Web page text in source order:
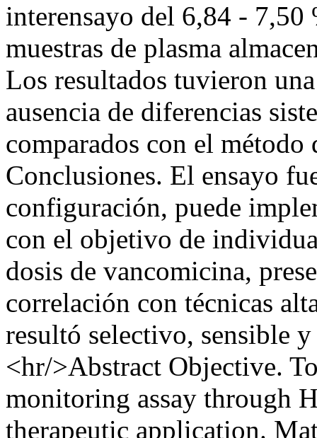
interensayo del 6,84 - 7,50
muestras de plasma
Los resultados tuvieron
ausencia de diferencias
comparados con el
Conclusiones. El ensayo
configuración, puede
con el objetivo de
dosis de vancomicina,
correlación con técnicas
resultó selectivo, sensible
<hr/>Abstract Objective.
monitoring assay through
therapeutic application.